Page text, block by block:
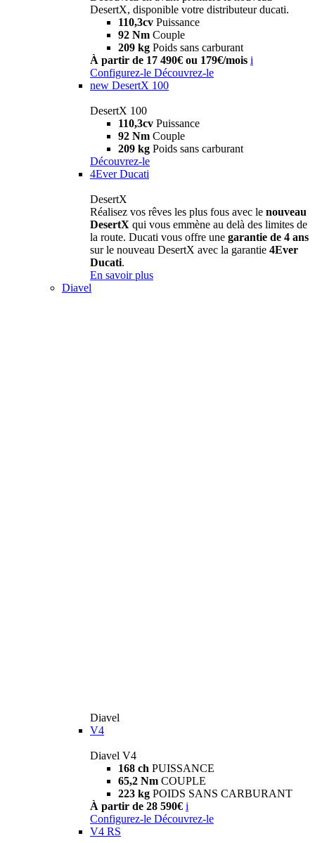
DesertX, disponible votre distributeur ducati.
110,3cv Puissance
92 Nm Couple
209 kg Poids sans carburant
À partir de 17 490€ ou 179€/mois i
Configurez-le Découvrez-le
new DesertX 100
DesertX 100
110,3cv Puissance
92 Nm Couple
209 kg Poids sans carburant
Découvrez-le
4Ever Ducati
DesertX
Réalisez vos rêves les plus fous avec le nouveau
DesertX qui vous emmène au delà des limites de
la route. Ducati vous offre une garantie de 4 ans
sur le nouveau DesertX avec la garantie 4Ever
Ducati.
En savoir plus
Diavel
Diavel
V4
Diavel V4
168 ch PUISSANCE
65,2 Nm COUPLE
223 kg POIDS SANS CARBURANT
À partir de 28 590€ i
Configurez-le Découvrez-le
V4 RS